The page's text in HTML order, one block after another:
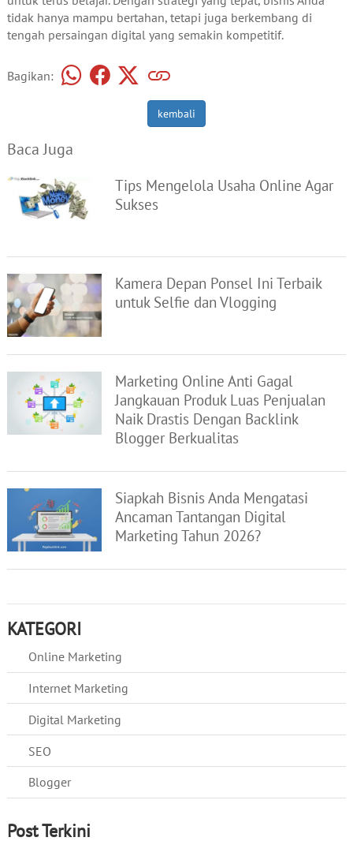
tidak hanya mampu bertahan, tetapi juga berkembang di
tengah persaingan digital yang semakin kompetitif.
Bagikan:
kembali
Baca Juga
Tips Mengelola Usaha Online Agar
Sukses
Kamera Depan Ponsel Ini Terbaik
untuk Selfie dan Vlogging
Marketing Online Anti Gagal
Jangkauan Produk Luas Penjualan
Naik Drastis Dengan Backlink
Blogger Berkualitas
Siapkah Bisnis Anda Mengatasi
Ancaman Tantangan Digital
Marketing Tahun 2026?
KATEGORI
Online Marketing
Internet Marketing
Digital Marketing
SEO
Blogger
Post Terkini